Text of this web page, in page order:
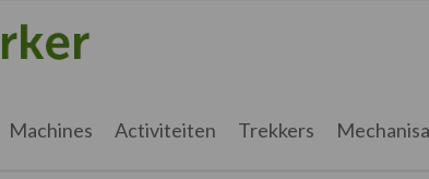
Machines Activiteiten Trekkers